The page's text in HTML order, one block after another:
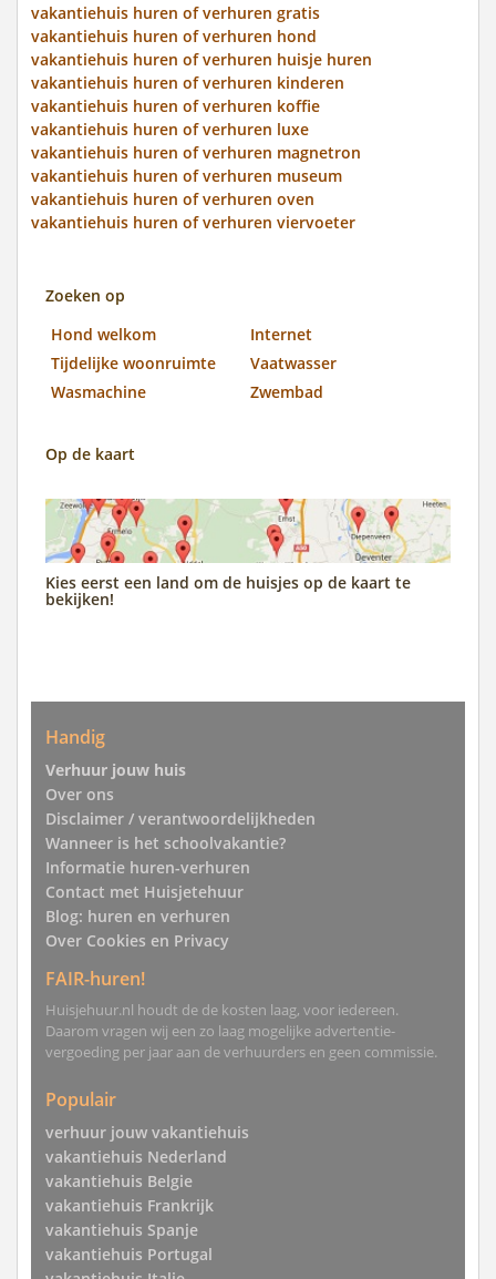
vakantiehuis huren of verhuren gratis
vakantiehuis huren of verhuren hond
vakantiehuis huren of verhuren huisje huren
vakantiehuis huren of verhuren kinderen
vakantiehuis huren of verhuren koffie
vakantiehuis huren of verhuren luxe
vakantiehuis huren of verhuren magnetron
vakantiehuis huren of verhuren museum
vakantiehuis huren of verhuren oven
vakantiehuis huren of verhuren viervoeter
Zoeken op
Hond welkom
Internet
Tijdelijke woonruimte
Vaatwasser
Wasmachine
Zwembad
Op de kaart
Kies eerst een land om de huisjes op de kaart te
bekijken!
Handig
Verhuur jouw huis
Over ons
Disclaimer / verantwoordelijkheden
Wanneer is het schoolvakantie?
Informatie huren-verhuren
Contact met Huisjetehuur
Blog: huren en verhuren
Over Cookies en Privacy
FAIR-huren!
Huisjehuur.nl houdt de de kosten laag, voor iedereen.
Daarom vragen wij een zo laag mogelijke advertentie-
vergoeding per jaar aan de verhuurders en geen commissie.
Populair
verhuur jouw vakantiehuis
vakantiehuis Nederland
vakantiehuis Belgie
vakantiehuis Frankrijk
vakantiehuis Spanje
vakantiehuis Portugal